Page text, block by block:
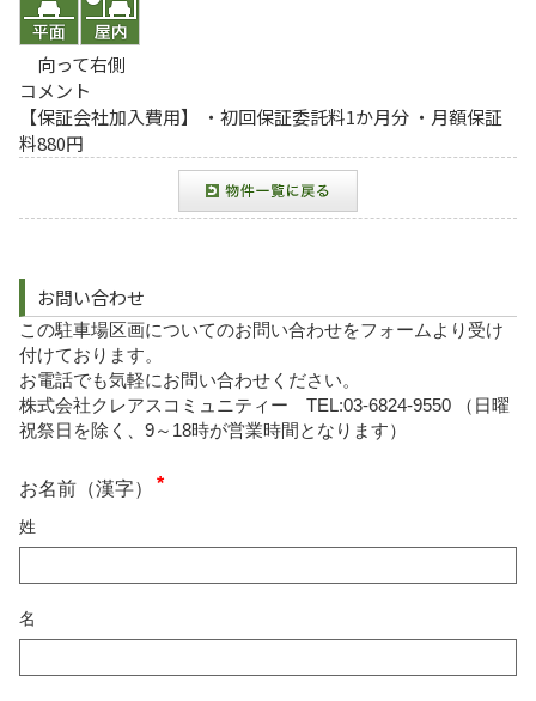
向って右側
コメント
【保証会社加入費用】 ・初回保証委託料1か月分 ・月額保証
料880円
お問い合わせ